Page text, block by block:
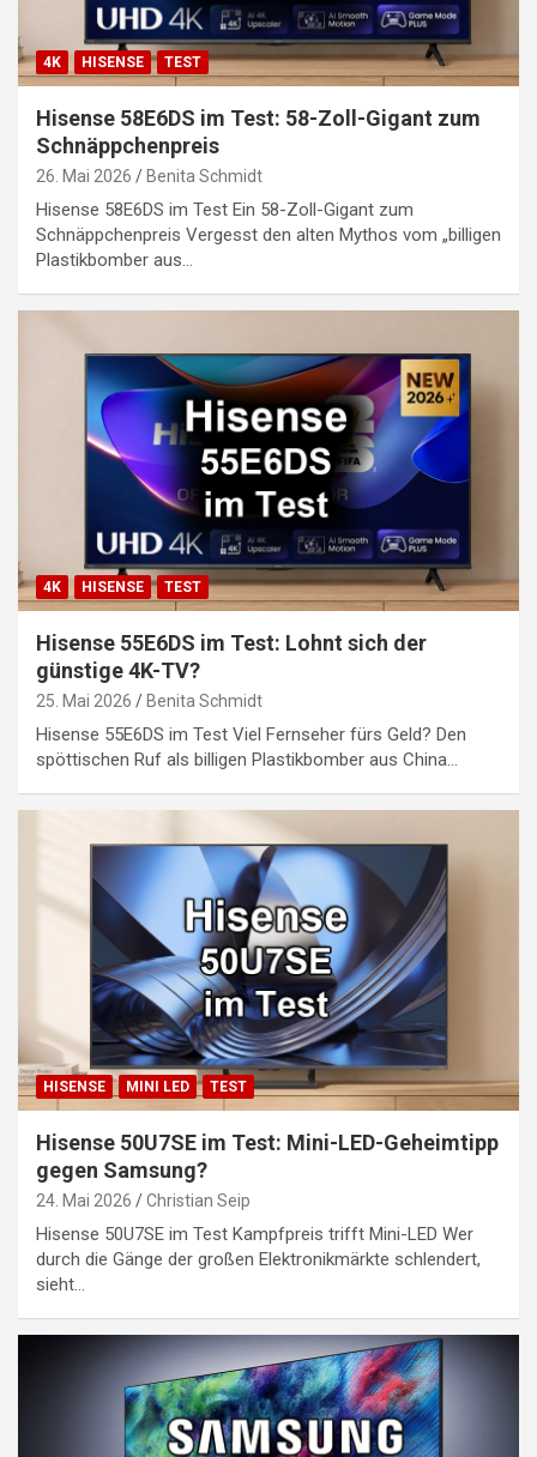
4K HISENSE TEST
Hisense 58E6DS im Test: 58-Zoll-Gigant zum
Schnäppchenpreis
26. Mai 2026 Benita Schmidt
Hisense 58E6DS im Test Ein 58-Zoll-Gigant zum
Schnäppchenpreis Vergesst den alten Mythos vom „billigen
Plastikbomber aus…
4K HISENSE TEST
Hisense 55E6DS im Test: Lohnt sich der
günstige 4K-TV?
25. Mai 2026 Benita Schmidt
Hisense 55E6DS im Test Viel Fernseher fürs Geld? Den
spöttischen Ruf als billigen Plastikbomber aus China…
HISENSE MINI LED TEST
Hisense 50U7SE im Test: Mini-LED-Geheimtipp
gegen Samsung?
24. Mai 2026 Christian Seip
Hisense 50U7SE im Test Kampfpreis trifft Mini-LED Wer
durch die Gänge der großen Elektronikmärkte schlendert,
sieht…